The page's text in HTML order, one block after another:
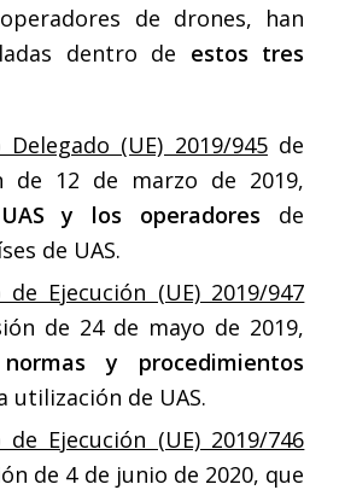
de drones, han
dentro de estos tres
Delegado (UE) 2019/945de
de 12 de marzo de 2019,
y los operadores de
de UAS.
de Ejecución (UE) 2019/947
de 24 de mayo de 2019,
y procedimientos
utilización de UAS.
de Ejecución (UE) 2019/746
de 4 de junio de 2020, que